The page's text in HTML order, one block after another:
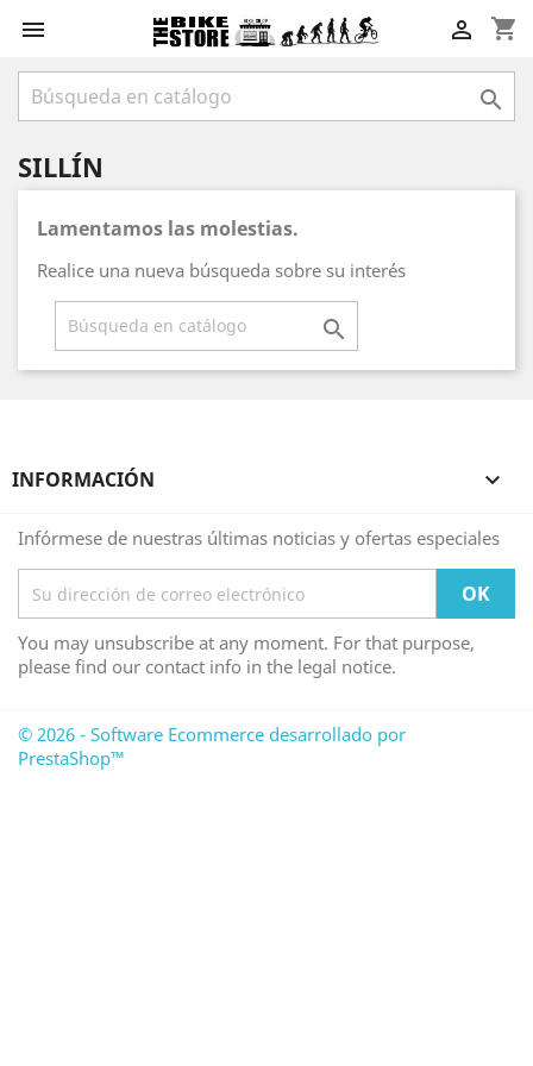
 shopping_cart


SILLÍN
Lamentamos las molestias.
Realice una nueva búsqueda sobre su interés

INFORMACIÓN 
Infórmese de nuestras últimas noticias y ofertas especiales
You may unsubscribe at any moment. For that purpose,
please find our contact info in the legal notice.
© 2026 - Software Ecommerce desarrollado por
PrestaShop™